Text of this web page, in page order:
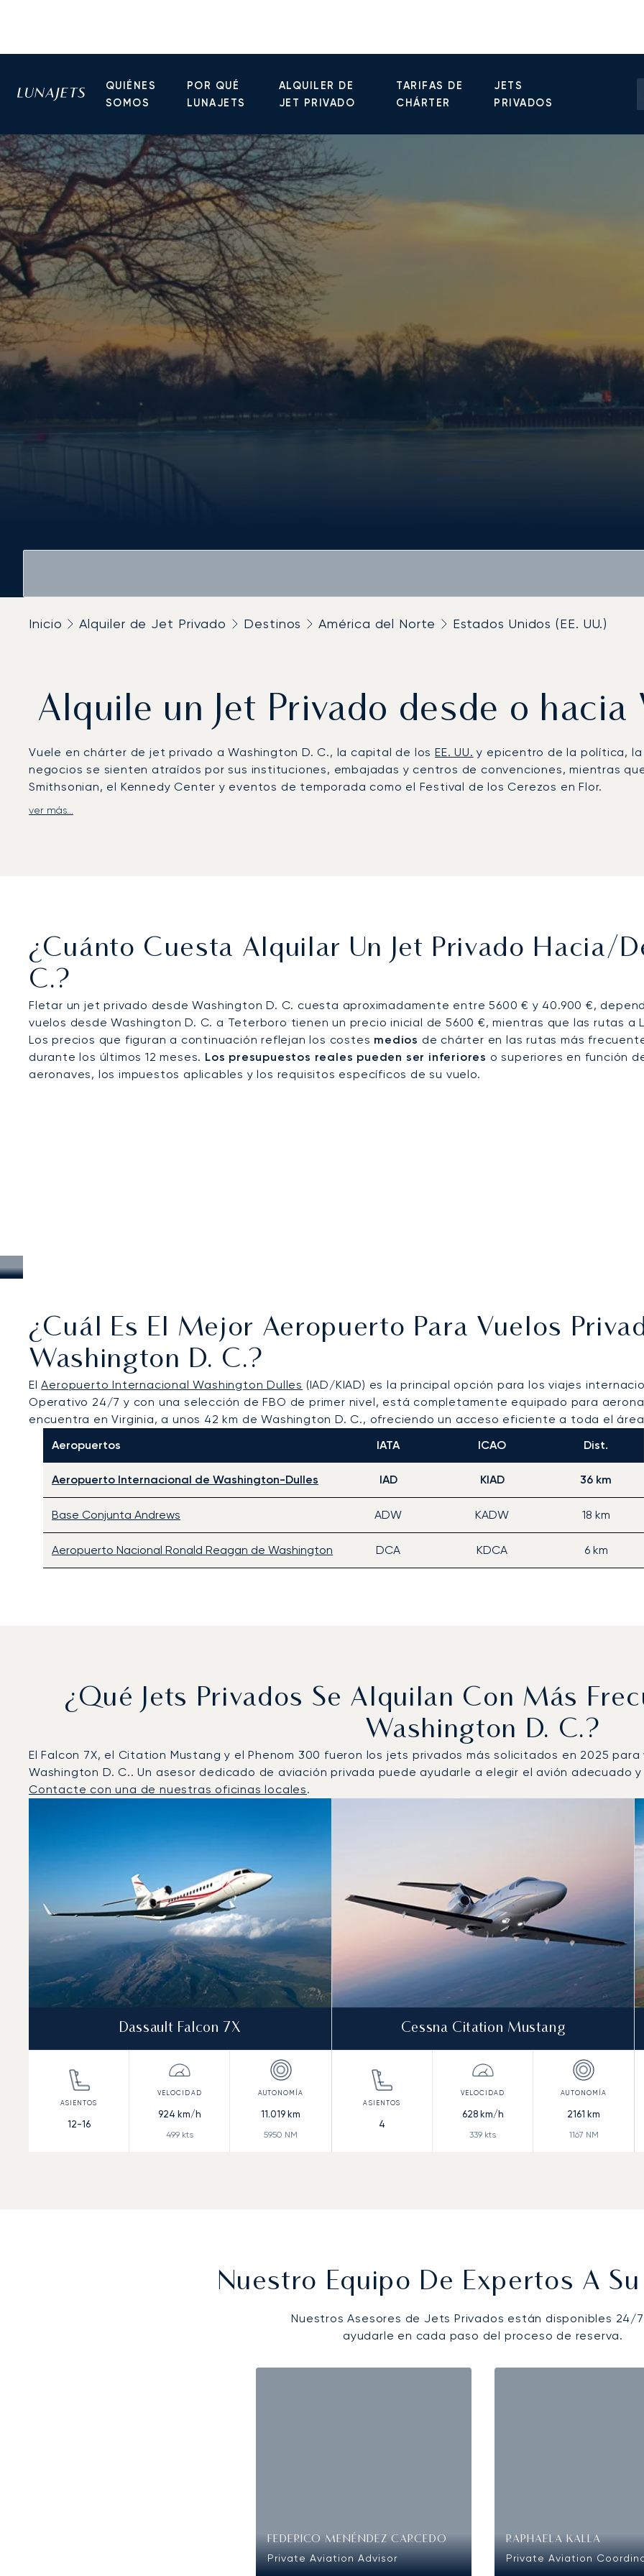
QUIÉNES
SOMOS
POR QUÉ
LUNAJETS
ALQUILER DE
JET PRIVADO
TARIFAS DE
CHÁRTER
JETS
PRIVADOS
Inicio Alquiler de Jet Privado Destinos América del Norte Estados Unidos (EE. UU.)
Alquile un Jet Privado desde o hacia
Vuele en chárter de jet privado a Washington D. C., la capital de los EE. UU. y epicentro de la política, la
negocios se sienten atraídos por sus instituciones, embajadas y centros de convenciones, mientras
Smithsonian, el Kennedy Center y eventos de temporada como el Festival de los Cerezos en Flor.
LunaJets organiza vuelos al Aeropuerto Internacional Washington Dulles, el principal centro de
traslados confidenciales a embajadas y fincas, o conectar de forma perfecta con centros de
destinos.
ver más...
¿Cuánto Cuesta Alquilar Un Jet Privado Hacia/
C.?
Fletar un jet privado desde Washington D. C. cuesta aproximadamente entre 5600 € y 40.900 €,
vuelos desde Washington D. C. a Teterboro tienen un precio inicial de 5600 €, mientras que las rutas a
Los precios que figuran a continuación reflejan los costes medios de chárter en las rutas más
durante los últimos 12 meses. Los presupuestos reales pueden ser inferiores o superiores en función
aeronaves, los impuestos aplicables y los requisitos específicos de su vuelo.
¿Cuál Es El Mejor Aeropuerto Para Vuelos
Washington D. C.?
ElAeropuerto Internacional Washington Dulles (IAD/KIAD) es la principal opción para los viajes
Operativo 24/7 y con una selección de FBO de primer nivel, está completamente equipado para
encuentra en Virginia, a unos 42 km de Washington D. C., ofreciendo un acceso eficiente a toda el
Aeropuertos
IATA ICAO Dist.
Aeropuerto Internacional de Washington-Dulles IAD KIAD 36 km
Base Conjunta Andrews ADW KADW 18 km
Aeropuerto Nacional Ronald Reagan de Washington DCA KDCA 6 km
¿Qué Jets Privados Se Alquilan Con Más
Washington D. C.?
El Falcon 7X, el Citation Mustang y el Phenom 300 fueron los jets privados más solicitados en 2025
Washington D. C.. Un asesor dedicado de aviación privada puede ayudarle a elegir el avión adecuado
Contacte con una de nuestras oficinas locales.
Dassault Falcon 7X
12-16
924 km/h
499kts
11.019 km
5950 NM
Cessna Citation Mustang
4
628km/h
339 kts
2161 km
1167 NM
Nuestro Equipo De Expertos A
Nuestros Asesores de Jets Privados están disponibles 24/
ayudarle en cada paso del proceso de reserva.
FEDERICO MENÉNDEZ CARCEDO
Private Aviation Advisor
RAPHAELA KALLA
Private Aviation